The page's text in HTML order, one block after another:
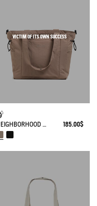
VICTIM OF ITS OWN SUCCESS
NEIGHBORHOOD - CASUAL TOTEBAG (15L) 185.00$